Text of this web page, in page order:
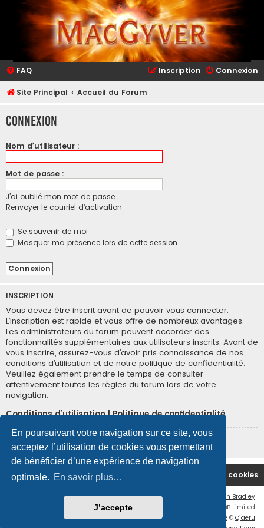
En poursuivant votre navigation sur ce site, vous
acceptez l’utilisation de cookies vous permettant
de bénéficier d’une expérience de navigation
optimale. En savoir plus…
J’accepte
FAQ Connexion
Inscription
Site Principal Accueil du Forum
Connexion
Nom d’utilisateur :
Mot de passe :
J’ai oublié mon mot de passe
Renvoyer le courriel d’activation
Se souvenir de moi
Masquer ma présence lors de cette session
INSCRIPTION
Vous devez être inscrit avant de pouvoir vous connecter.
L’inscription est rapide et vous offre de nombreux avantages.
Les administrateurs du forum peuvent accorder des
fonctionnalités supplémentaires aux utilisateurs inscrits. Avant de
vous inscrire, assurez-vous d’avoir pris connaissance de nos
conditions d’utilisation et de notre politique de confidentialité.
Veuillez également prendre le temps de consulter
attentivement toutes les règles du forum lors de votre
navigation.
Conditions d’utilisation|Politique de confidentialité
Inscription
Site Principal Accueil du Forum Supprimer les cookies
Ian Bradley
Développé parphpBB
® Forum Software © phpBB Limited
Traduction française officielle © Qiaeru